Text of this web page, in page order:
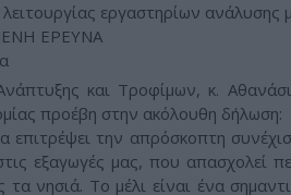
εργαστηρίων ανάλυσης
ΕΡΕΥΝΑ
και Τροφίμων, κ.
προέβη στην ακόλουθη δήλωση:
την απρόσκοπτη
εξαγωγές μας, που απασχολεί
τα νησιά. Το μέλι είναι ένα